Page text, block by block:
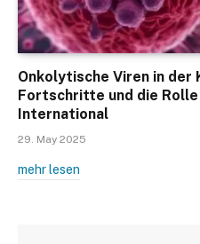
Onkolytische Viren in
Fortschritte und die
International
29. May 2025
mehr lesen